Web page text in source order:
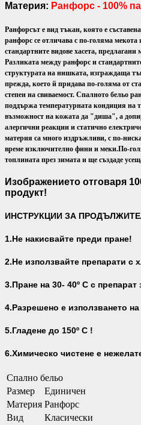
Материя: Ранфорс - 100%
Ранфорсът е вид тъкан, която е
ранфорс се отличава с по-голяма мекота
стандартните видове хасета,
Разликата между ранфорс и
структурата на нишката, изграждаща
прежда, което й придава по-голяма от
степен на свиваемост. Спалното бельо
поддържа температурната кондиция на
възможност на кожата да "диша", а
алергични реакции и статично
материя са много издръжливи, с по-
време изключително фини и меки.По-
топлината през зимата и ще създаде
Изображението отговаря
продукт!
ИНСТРУКЦИИ ЗА
1.Не накисвайте преди пране!
2.Не използвайте препарати с
3.Пране на 30- 40º С с препарат
4.Разрешено е използването
5.Гладене до 150º С !
6.Химическо чистене е
Спално бельо
Размер
Единичен
Материя Ранфорс
Вид
Класически